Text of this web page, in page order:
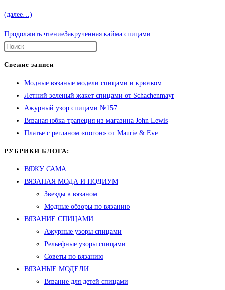
(далее…)
Продолжить чтениеЗакрученная кайма спицами
Свежие записи
Модные вязаные модели спицами и крючком
Летний зеленый жакет спицами от Schachenmayr
Ажурный узор спицами №157
Вязаная юбка-трапеция из магазина John Lewis
Платье с регланом «погон» от Maurie & Eve
РУБРИКИ БЛОГА:
ВЯЖУ САМА
ВЯЗАНАЯ МОДА И ПОДИУМ
Звезды в вязаном
Модные обзоры по вязанию
ВЯЗАНИЕ СПИЦАМИ
Ажурные узоры спицами
Рельефные узоры спицами
Советы по вязанию
ВЯЗАНЫЕ МОДЕЛИ
Вязание для детей спицами